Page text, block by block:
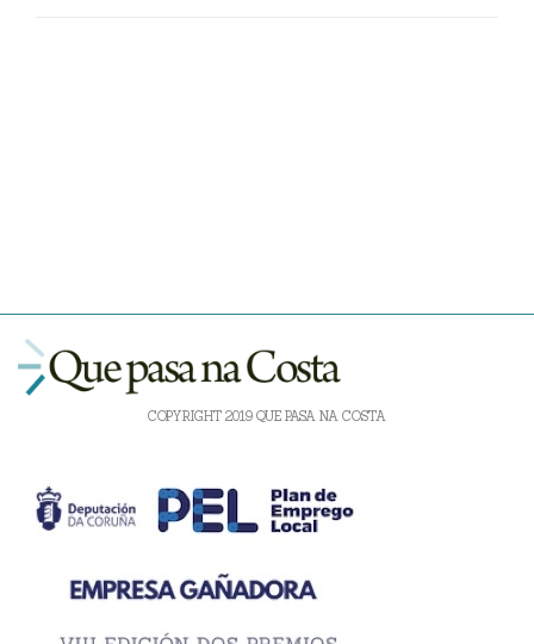
COPYRIGHT 2019 QUE PASA NA COSTA